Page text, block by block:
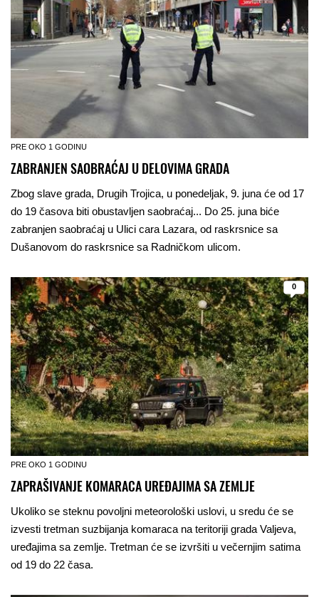
PRE OKO 1 GODINU
ZABRANJEN SAOBRAĆAJ U DELOVIMA GRADA
Zbog slave grada, Drugih Trojica, u ponedeljak, 9. juna će od 17
do 19 časova biti obustavljen saobraćaj... Do 25. juna biće
zabranjen saobraćaj u Ulici cara Lazara, od raskrsnice sa
Dušanovom do raskrsnice sa Radničkom ulicom.
0
PRE OKO 1 GODINU
ZAPRAŠIVANJE KOMARACA UREĐAJIMA SA ZEMLJE
Ukoliko se steknu povoljni meteorološki uslovi, u sredu će se
izvesti tretman suzbijanja komaraca na teritoriji grada Valjeva,
uređajima sa zemlje. Tretman će se izvršiti u večernjim satima
od 19 do 22 časa.